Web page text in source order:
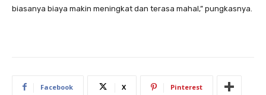
biasanya biaya makin meningkat dan terasa mahal,” pungkasnya.
Facebook X Pinterest